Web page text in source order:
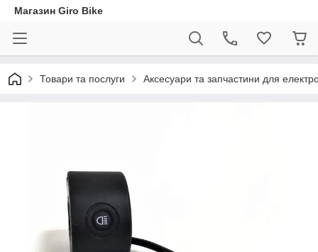
Магазин Giro Bike
Товари та послуги Аксесуари та запчастини для